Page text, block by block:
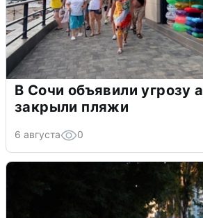
В Сочи объявили угрозу
закрыли пляжи
6 августа 0